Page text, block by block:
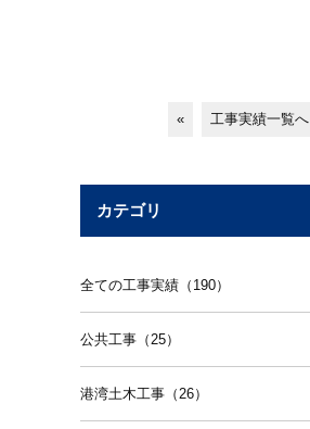
« 工事実績一覧へ
カテゴリ
全ての工事実績（190）
公共工事（25）
港湾土木工事（26）